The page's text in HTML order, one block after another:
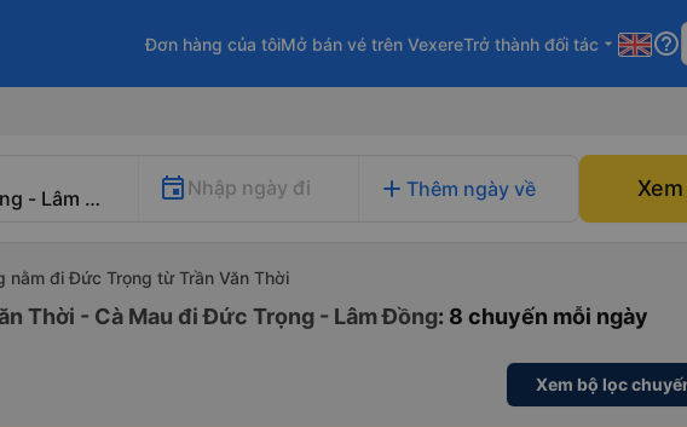
Đơn hàng của tôiMở bán vé trên VexereTrở thành đối tác arrow_drop_down help_outline
Nhập ngày đi add Thêm ngày về
nằm đi Đức Trọng từ Trần Văn Thời
Thời - Cà Mau đi Đức Trọng - Lâm Đồng: 8 chuyến mỗi ngày
Xem bộ lọc